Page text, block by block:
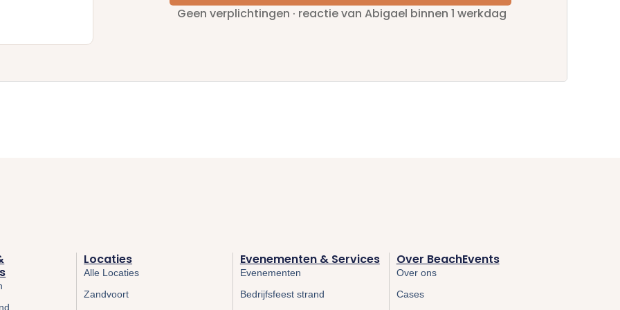
Geen verplichtingen · reactie van Abigael binnen 1 werkdag
Locaties
Alle Locaties
Zandvoort
Evenementen & Services
Evenementen
Bedrijfsfeest strand
Over BeachEvents
Over ons
Cases